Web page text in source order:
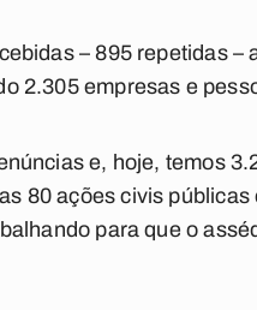
– 895 repetidas
2.305 empresas e
e, hoje, temos
80 ações civis
para que o